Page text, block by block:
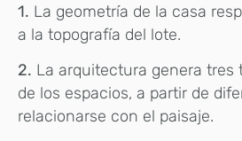
1. La geometría de la casa
a la topografía del lote.
2. La arquitectura genera tres
de los espacios, a partir de
relacionarse con el paisaje.